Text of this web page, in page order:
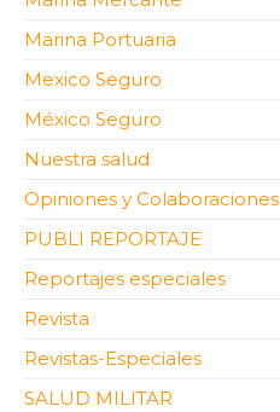
Marina Portuaria
Mexico Seguro
México Seguro
Nuestra salud
Opiniones y Colaboraciones
PUBLI REPORTAJE
Reportajes especiales
Revista
Revistas-Especiales
SALUD MILITAR